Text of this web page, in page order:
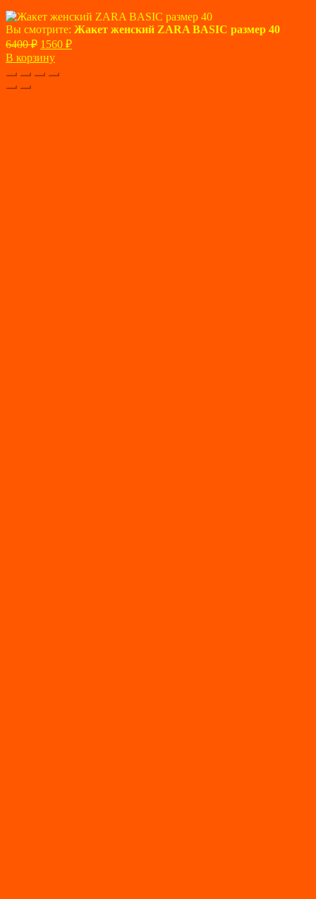
Вы смотрите: Жакет женский ZARA BASIC размер 40
6400₽ Первоначальная
цена
составляла
1560 ₽Текущая
В корзину